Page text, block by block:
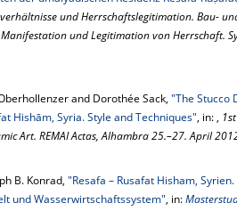
und Herrschaftslegitimation. Bau-
und Legitimation von Herrschaft.
and Dorothée Sack, "The Stucco
Hishām, Syria. Style and Techniques", in: ,
Art. REMAI Actas, Alhambra 25.–27. April
B. Konrad, "Resafa – Rusafat Hisham,
und Wasserwirtschaftssystem", in: